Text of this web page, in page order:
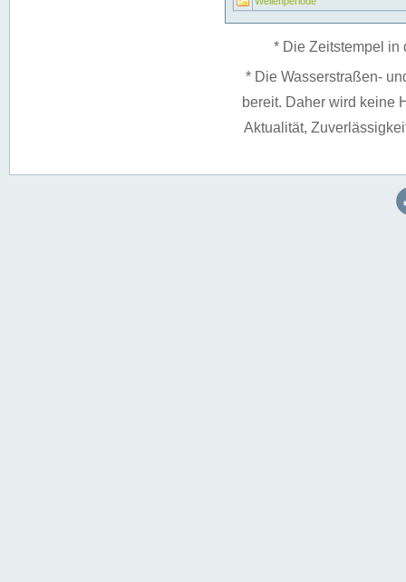
* Die Zeitstempel in
* Die Wasserstraßen-
bereit. Daher wird keine
Aktualität,